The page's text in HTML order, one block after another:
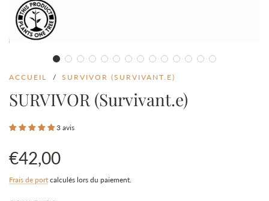
ACCUEIL / SURVIVOR (SURVIVANT.E)
SURVIVOR (Survivant.e)
3 avis
Prix
Prix
€42,00
Frais de port calculés lors du paiement.